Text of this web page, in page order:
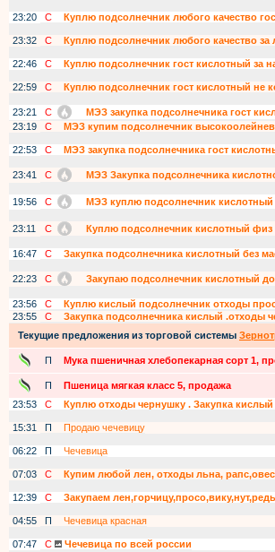
23:20
С
Куплю подсолнечник любого качество
23:32
С
Куплю подсолнечник любого качество
22:46
С
Куплю подсолнечник гост кислотный за
22:59
С
Куплю подсолнечник гост кислотный не
23:21
С
МЭЗ закупка подсолнечника гост
23:19
С
МЭЗ купим подсолнечник
22:53
С
МЭЗ закупка подсолнечника гост
23:41
С
МЭЗ Закупка подсолнечника
19:56
С
МЭЗ куплю подсолнечник кислотный
23:11
С
Куплю подсолнечник кислотный физ
16:47
С
Закупка подсолнечника кислотный без
22:23
С
Закупаю подсолнечник кислотный
23:56
С
Куплю кислый подсолнечник отходы
23:55
С
Закупка подсолнечника кислый .отходы
Текущие предложения из торговой системы
П Мука пшеничная хлебопекарная сорт 1,
П Пшеница мягкая класс 5, продажа
23:53
С
Куплю отходы чернушку . Закупка
15:31
П
Продаю чечевицу
06:22
П
Чечевица
07:03
С
Купим любой лен, отходы льна,
12:39
С
Закупаем
04:55
П
Чечевица красная
07:47
С
Чечевица по всей россии